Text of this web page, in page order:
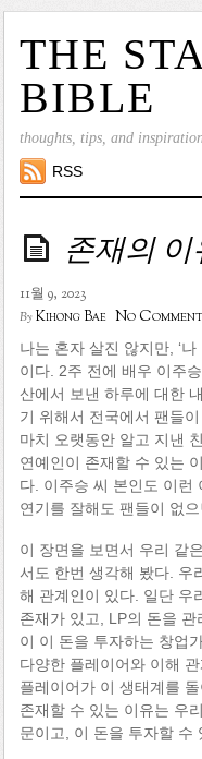
THE
BIBLE
thoughts, tips, and
RSS
존재의 이
11월 9, 2023
ByKihong Bae No
나는 혼자 살진 않지만, ‘
이다. 2주 전에 배우 이주
산에서 보낸 하루에 대한
기 위해서 전국에서 팬들
마치 오랫동안 알고 지낸
연예인이 존재할 수 있는
다. 이주승 씨 본인도 이런
연기를 잘해도 팬들이 없
이 장면을 보면서 우리 같
서도 한번 생각해 봤다. 우
해 관계인이 있다. 일단 우
존재가 있고, LP의 돈을
이 이 돈을 투자하는 창업
다양한 플레이어와 이해
플레이어가 이 생태계를
존재할 수 있는 이유는 우
문이고, 이 돈을 투자할 수